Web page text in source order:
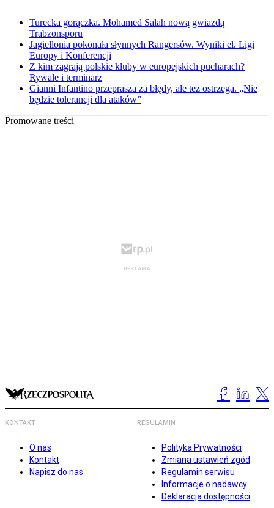
Turecka gorączka. Mohamed Salah nową gwiazdą
Trabzonsporu
Jagiellonia pokonała słynnych Rangersów. Wyniki el. Ligi
Europy i Konferencji
Z kim zagrają polskie kluby w europejskich pucharach?
Rywale i terminarz
Gianni Infantino przeprasza za błędy, ale też ostrzega. „Nie
będzie tolerancji dla ataków”
Promowane treści
KONTAKT
O nas
Kontakt
Napisz do nas
REGULAMIN
Polityka Prywatności
Zmiana ustawień zgód
Regulamin serwisu
Informacje o nadawcy
Deklaracja dostępności